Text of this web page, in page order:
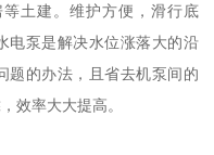
土建。维护方便，滑行底
电泵是解决水位涨落大的沿
题的办法，且省去机泵间的
效率大大提高。